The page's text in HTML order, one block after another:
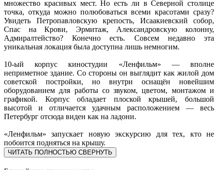
множество красивых мест. Но есть ли в Северной столице
точка, откуда можно полюбоваться всеми красотами сразу?
Увидеть Петропавловскую крепость, Исаакиевский собор,
Спас на Крови, Эрмитаж, Александровскую колонну,
Адмиралтейство? Конечно есть. Совсем недавно эта
уникальная локация была доступна лишь немногим.
10-ый корпус киностудии «Ленфильм» — вполне
неприметное здание. Со стороны он выглядит как жилой дом
советской постройки, но внутри оснащён новейшим
оборудованием для работы со звуком, цветом, монтажом и
графикой. Корпус обладает плоской крышей, большой
высотой и отличается удачным расположением — весь
Петербург отсюда виден как на ладони.
«Ленфильм» запускает новую экскурсию для тех, кто не
побоится подняться на крышу.
ЧИТАТЬ ПОЛНОСТЬЮ СВЕРНУТЬ